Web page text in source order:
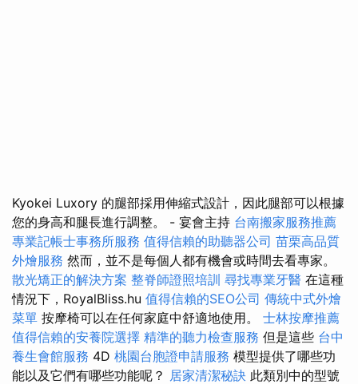
Kyokei Luxory 的腿部採用伸縮式設計，因此腿部可以根據
您的身高和腿長進行調整。 - 宴會主持 台南搬家服務推薦
專業記帳士事務所服務 值得信賴的助聽器公司 苗栗高品質
外燴服務 然而，並不是每個人都有機會或時間去看專家。
散光矯正的解決方案 整脊師證照培訓 尋找專業牙醫 在這種
情況下，RoyalBliss.hu 值得信賴的SEO公司 傳統中式外燴
菜單 按摩椅可以在任何家庭中舒適地使用。 士林按摩推薦
值得信賴的安養院選擇 精準的聽力檢查服務 但是這些 台中
養生會館服務 4D 桃園台胞證申請服務 模型提供了哪些功
能以及它們有哪些功能呢？ 居家清潔秘訣 此類別中的型號